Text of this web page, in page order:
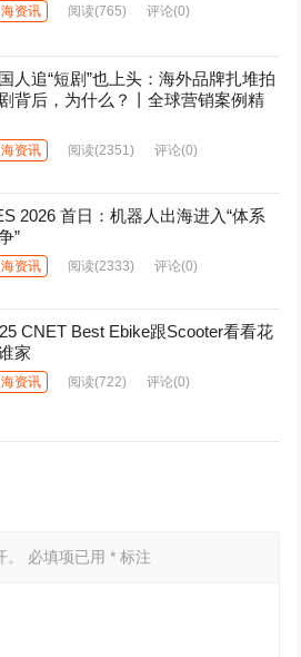
资讯 阅读(765) 评论(0)
人追“短剧”也上头：海外品牌扎堆拍
背后，为什么？丨全球营销案例精
资讯 阅读(2351) 评论(0)
2026 首日：机器人出海进入“体系
”
资讯 阅读(2333) 评论(0)
CNET Best Ebike跟Scooter看看花
家
资讯 阅读(722) 评论(0)
必填项已用* 标注